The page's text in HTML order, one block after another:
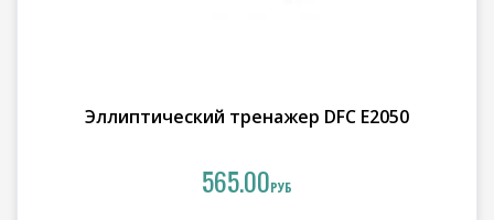
Эллиптический тренажер DFC E2050
565.00РУБ